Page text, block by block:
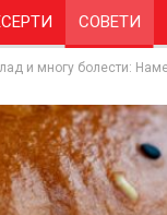
СОВЕТИ
и многу болести: